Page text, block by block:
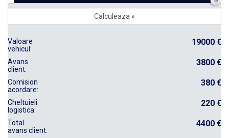
Valoare
vehicul:
19000 €
Avans
client:
3800 €
Comision
acordare:
380 €
Cheltuieli
logistica:
220 €
Total
avans client:
4400 €